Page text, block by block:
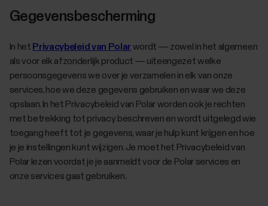
Gegevensbescherming
In het Privacybeleid van Polarwordt — zowel in het algemeen
als voor elk afzonderlijk product — uiteengezet welke
persoonsgegevens we over je verzamelen in elk van onze
services, hoe we deze gegevens gebruiken en waar we deze
opslaan. In het Privacybeleid van Polar worden ook je rechten
met betrekking tot privacy beschreven en wordt uitgelegd wie
toegang heeft tot je gegevens, waar je hulp kunt krijgen en hoe
je je instellingen kunt wijzigen. Je moet het Privacybeleid van
Polar lezen voordat je je aanmeldt voor de Polar services en
onze services gaat gebruiken.